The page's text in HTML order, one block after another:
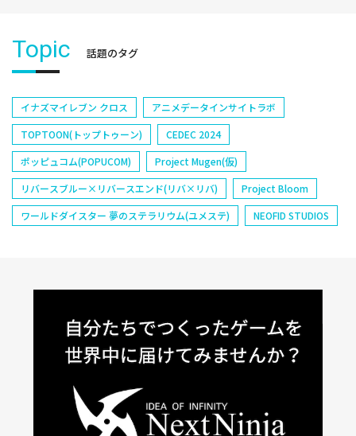
Topic 話題のタグ
イナズマイレブン クロス
アニメデータインサイトラボ
TOPTOON(トップトゥーン)
CEDEC 2024
ポッピュコム(POPUCOM)
Project Mugen(仮)
リバースブルー×リバースエンド(リバ×リバ)
Project Bloom
ワールドダイスター 夢のステラリウム(ユメステ)
NEOFID STUDIOS